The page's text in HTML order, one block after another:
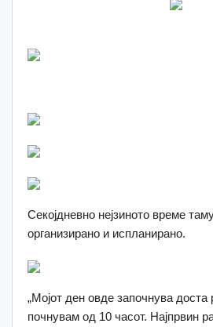
Секојдневно нејзиното време
организирано и испланирано.
„Мојот ден овде започнува доста
почнувам од 10 часот. Најпрвин